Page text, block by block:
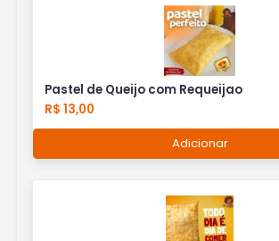
Pastel de Queijo com Requeijao
R$ 13,00
Adicionar